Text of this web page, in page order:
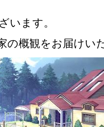
います。
の概観をお届けい